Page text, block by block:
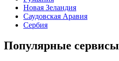
Новая Зеландия
Саудовская Аравия
Сербия
Популярные сервисы